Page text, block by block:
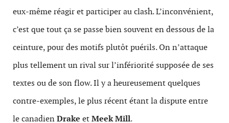
eux-même réagir et participer au clash. L’inconvénient,
c’est que tout ça se passe bien souvent en dessous de la
ceinture, pour des motifs plutôt puérils. On n’attaque
plus tellement un rival sur l’infériorité supposée de ses
textes ou de son flow. Il y a heureusement quelques
contre-exemples, le plus récent étant la dispute entre
le canadienDrake etMeek Mill.